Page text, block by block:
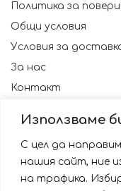
Използваме
С цел да
нашия сайт, ние
на трафика.
Политика за
Общи условия
Условия за
За нас
Контакт